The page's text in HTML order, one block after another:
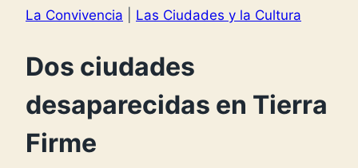
La Convivencia Las Ciudades y la Cultura
Dos ciudades
desaparecidas en Tierra
Firme